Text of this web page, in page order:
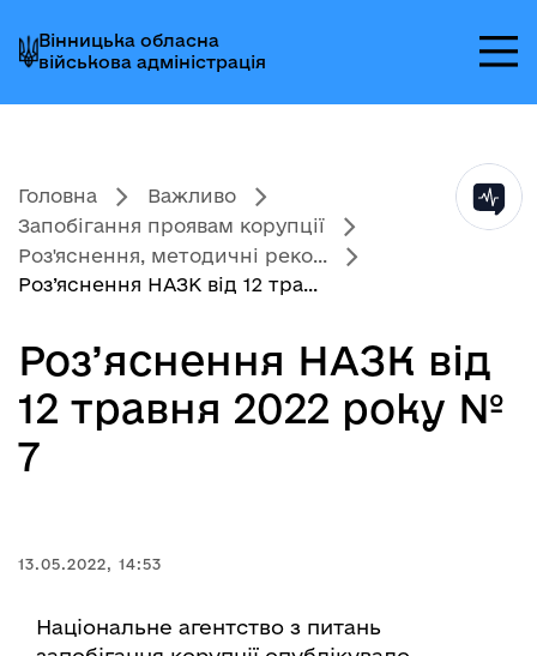
до
головного
меню
до
головного
вмісту
до
головного
колонтитула
Вінницька обласна
військова адміністрація
Головна
Важливо
Запобігання проявам корупції
Роз'яснення, методичні реко...
Роз’яснення НАЗК від 12 тра...
Роз’яснення НАЗК від
12 травня 2022 року №
7
13.05.2022, 14:53
Національне агентство з питань